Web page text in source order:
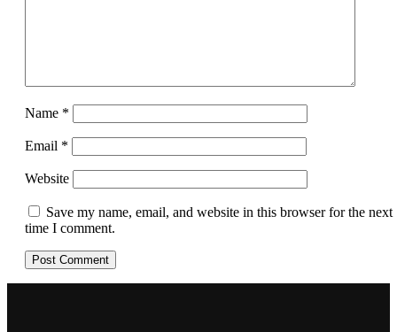
Name *
Email *
Website
Save my name, email, and website in this browser for the next
time I comment.